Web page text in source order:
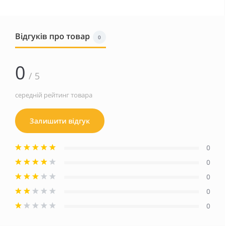
Відгуків про товар 0
0 / 5
середній рейтинг товара
Залишити відгук
0
0
0
0
0